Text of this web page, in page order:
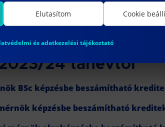
21 tanévtől
BSc képzésbe beszámítható kreditek
24 tanévtől
BSc képzésbe beszámítható
képzésbe beszámítható
Elutasítom Cookie
és adatkezelési tájékoztató